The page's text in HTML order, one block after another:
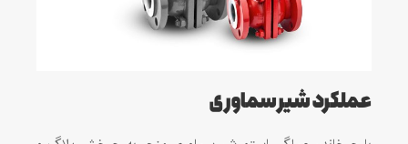
عملکرد شیر سماوری